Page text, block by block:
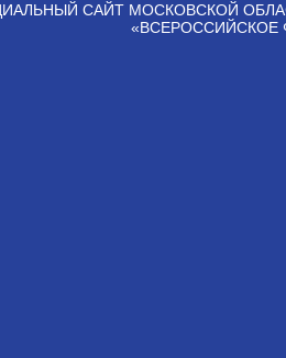
САЙТ МОСКОВСКОЙ
«ВСЕРОССИЙСКОЕ